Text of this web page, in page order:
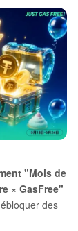
"Mois de
× GasFree"
des